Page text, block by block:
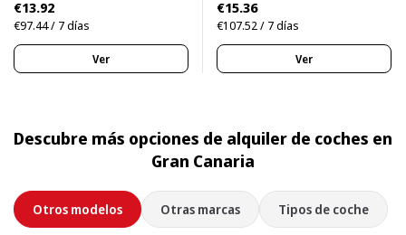
€13.92
€97.44 / 7 días
Ver
€15.36
€107.52 / 7 días
Ver
Descubre más opciones de alquiler de coches en
Gran Canaria
Otros modelos Otras marcas Tipos de coche